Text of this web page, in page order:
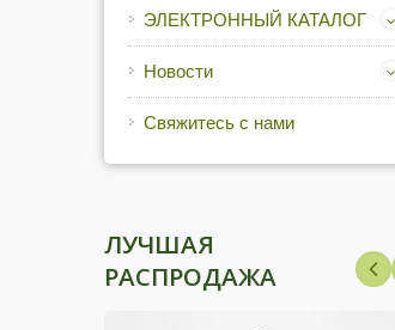
ЭЛЕКТРОННЫЙ КАТАЛОГ
Новости
Свяжитесь с нами
ЛУЧШАЯ
РАСПРОДАЖА